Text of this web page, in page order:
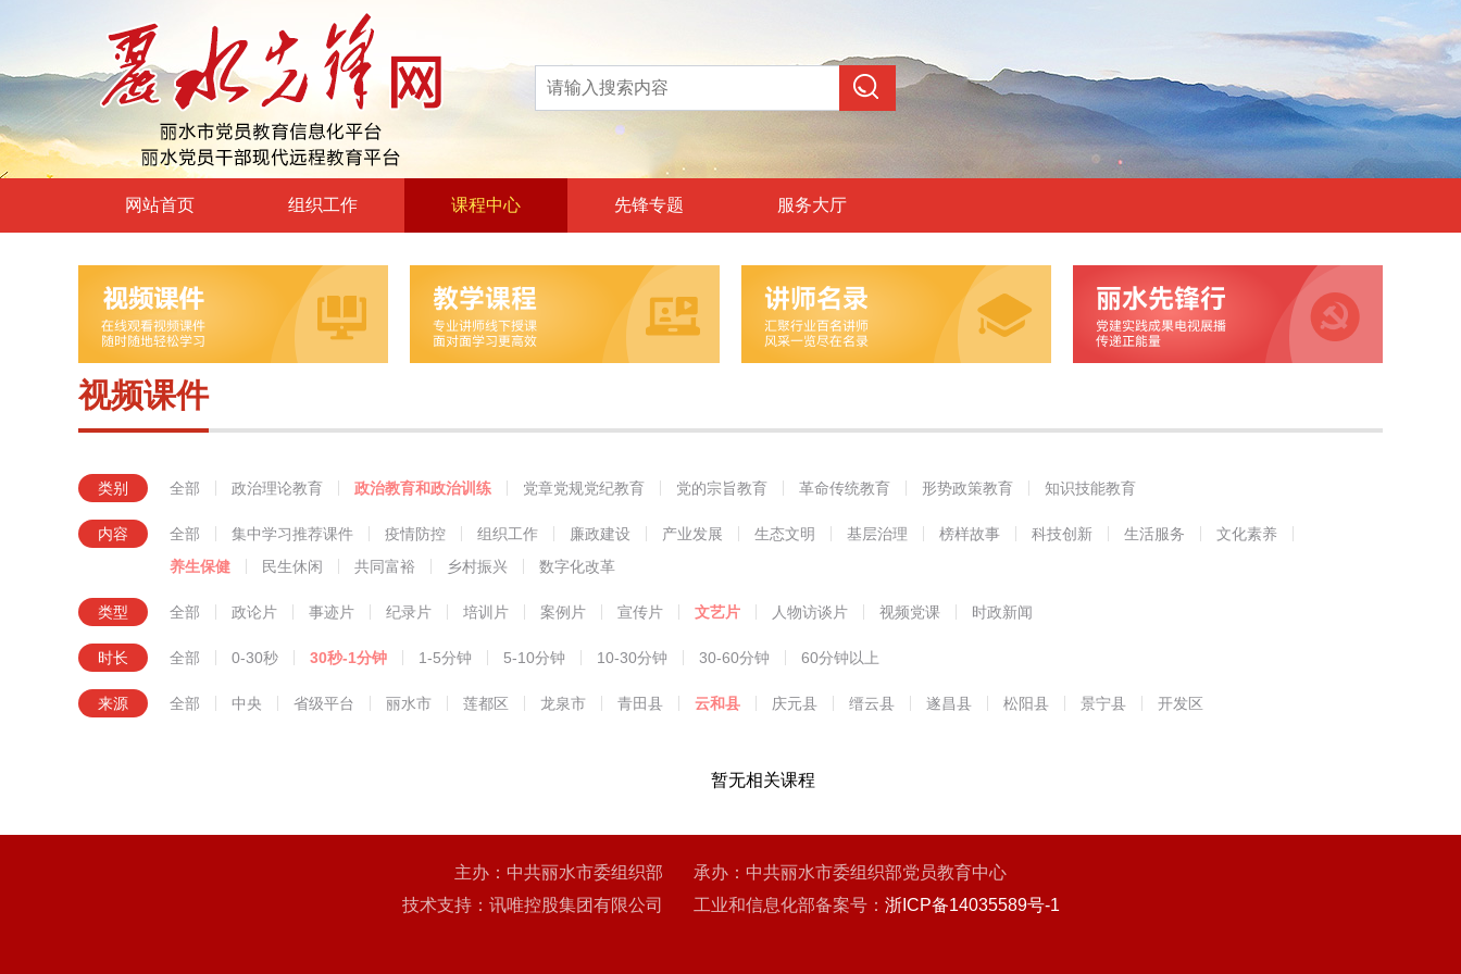
网站首页 组织工作
领导动态
自身建设
组工之窗
课程中心
政治教育和政治训练
党章党规党纪教育
革命传统教育
先锋专题 服务大厅
视频课件
类别 全部 政治理论教育 政治教育和政治训练 党章党规党纪教育 党的宗旨教育 革命传统教育 形势政策教育 知识技能教育
内容 全部 集中学习推荐课件 疫情防控 组织工作 廉政建设 产业发展 生态文明 基层治理 榜样故事 科技创新 生活服务
文化素养
养生保健
民生休闲 共同富裕 乡村振兴 数字化改革
类型 全部 政论片 事迹片 纪录片 培训片 案例片 宣传片 文艺片 人物访谈片 视频党课 时政新闻
时长 全部 0-30秒 30秒-1分钟 1-5分钟 5-10分钟 10-30分钟 30-60分钟 60分钟以上
来源 全部 中央 省级平台 丽水市 莲都区 龙泉市 青田县 云和县 庆元县 缙云县 遂昌县 松阳县 景宁县 开发区
暂无相关课程
主办：中共丽水市委组织部 承办：中共丽水市委组织部党员教育中心
技术支持：讯唯控股集团有限公司 工业和信息化部备案号： 浙ICP备14035589号-1